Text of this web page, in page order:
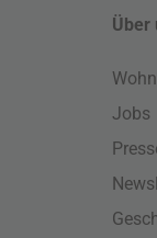
Über
Jobs